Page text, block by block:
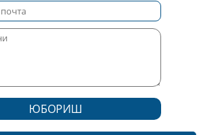
ЮБОРИШ